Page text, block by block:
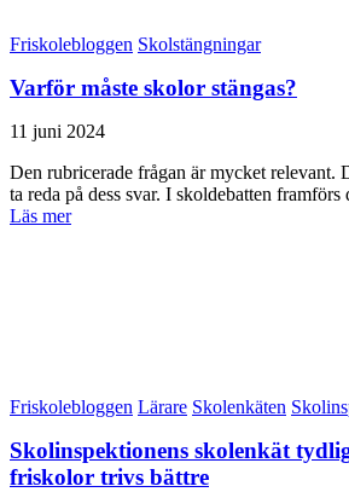
Friskolebloggen Skolstängningar
Varför måste skolor stängas?
11 juni 2024
Den rubricerade frågan är mycket relevant.
ta reda på dess svar. I skoldebatten framförs
Läs mer
Friskolebloggen Lärare Skolenkäten
Skolinspektionens skolenkät
friskolor trivs bättre